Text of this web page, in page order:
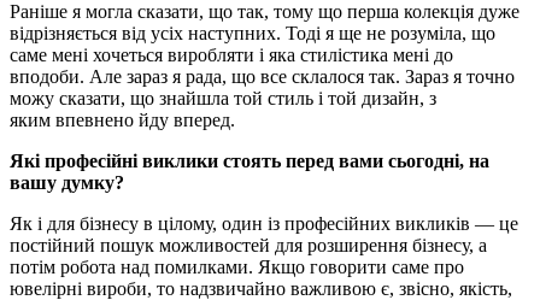
Раніше я могла сказати, що так, тому що перша колекція дуже
відрізняється від усіх наступних. Тоді я ще не розуміла, що
саме мені хочеться виробляти і яка стилістика мені до
вподоби. Але зараз я рада, що все склалося так. Зараз я точно
можу сказати, що знайшла той стиль і той дизайн, з
яким впевнено йду вперед.
Які професійні виклики стоять перед вами сьогодні, на
вашу думку?
Як і для бізнесу в цілому, один із професійних викликів — це
постійний пошук можливостей для розширення бізнесу, а
потім робота над помилками. Якщо говорити саме про
ювелірні вироби, то надзвичайно важливою є, звісно, якість,